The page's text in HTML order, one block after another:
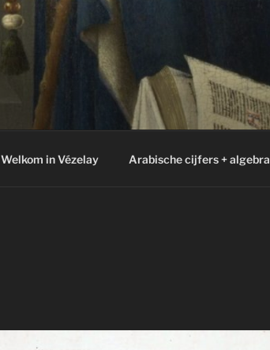
Welkom in Vézelay Arabische cijfers + algebra